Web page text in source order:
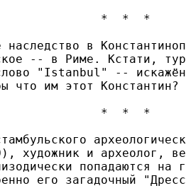
*  *  *
наследство в
-- в Риме. Кстати,
"Istanbul" --
что им этот Константин?
*  *  *
художник и археолог,
попадаются
его загадочный